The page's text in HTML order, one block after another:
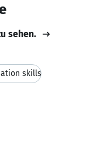
sehen.
skills